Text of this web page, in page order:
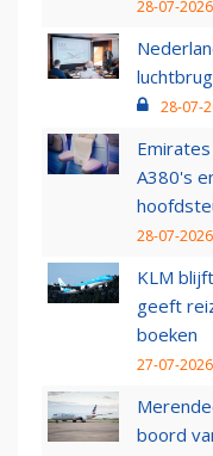
28-07-
28-07-
A380's
28-07-
KLM
geeft
boeken
27-07-
boord